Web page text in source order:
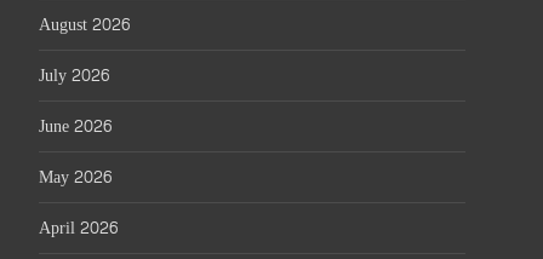
August 2026
July 2026
June 2026
May 2026
April 2026